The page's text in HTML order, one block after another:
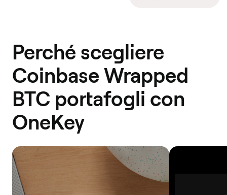
Perché scegliere
Coinbase Wrapped
BTC portafogli con
OneKey